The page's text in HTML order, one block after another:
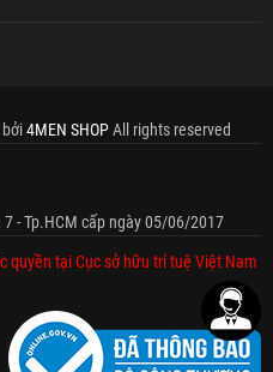
bởi4MEN SHOPAll rights reserved
7 - Tp.HCM cấp ngày 05/06/2017
quyền tại Cục sở hữu trí tuệ Việt Nam